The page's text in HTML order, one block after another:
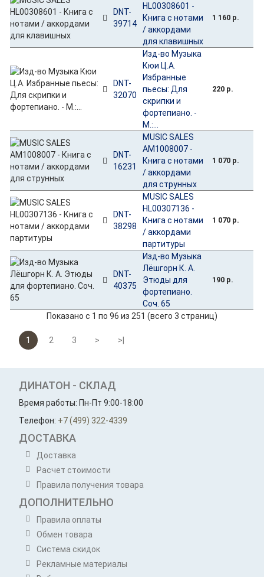
DNT-
39714
HL00308601 -
Книга с нотами
/ аккордами
для клавишных
1 160 р.
DNT-
32070
Изд-во Музыка
Кюи Ц.А.
Избранные
пьесы: Для
скрипки и
фортепиано. -
М.:...
220 р.
DNT-
16231
MUSIC SALES
AM1008007 -
Книга с нотами
/ аккордами
для струнных
1 070 р.
DNT-
38298
MUSIC SALES
HL00307136 -
Книга с нотами
/ аккордами
партитуры
1 070 р.
DNT-
40375
Изд-во Музыка
Лёшгорн К. А.
Этюды для
фортепиано.
Соч. 65
190 р.
Показано с 1 по 96 из 251 (всего 3 страниц)
1 2 3 > >|
ДИНАТОН - СКЛАД
Время работы: Пн-Пт 9:00-18:00
Телефон: +7 (499) 322-4339
ДОСТАВКА
Доставка
Расчет стоимости
Правила получения товара
ДОПОЛНИТЕЛЬНО
Правила оплаты
Обмен товара
Система скидок
Рекламные материалы